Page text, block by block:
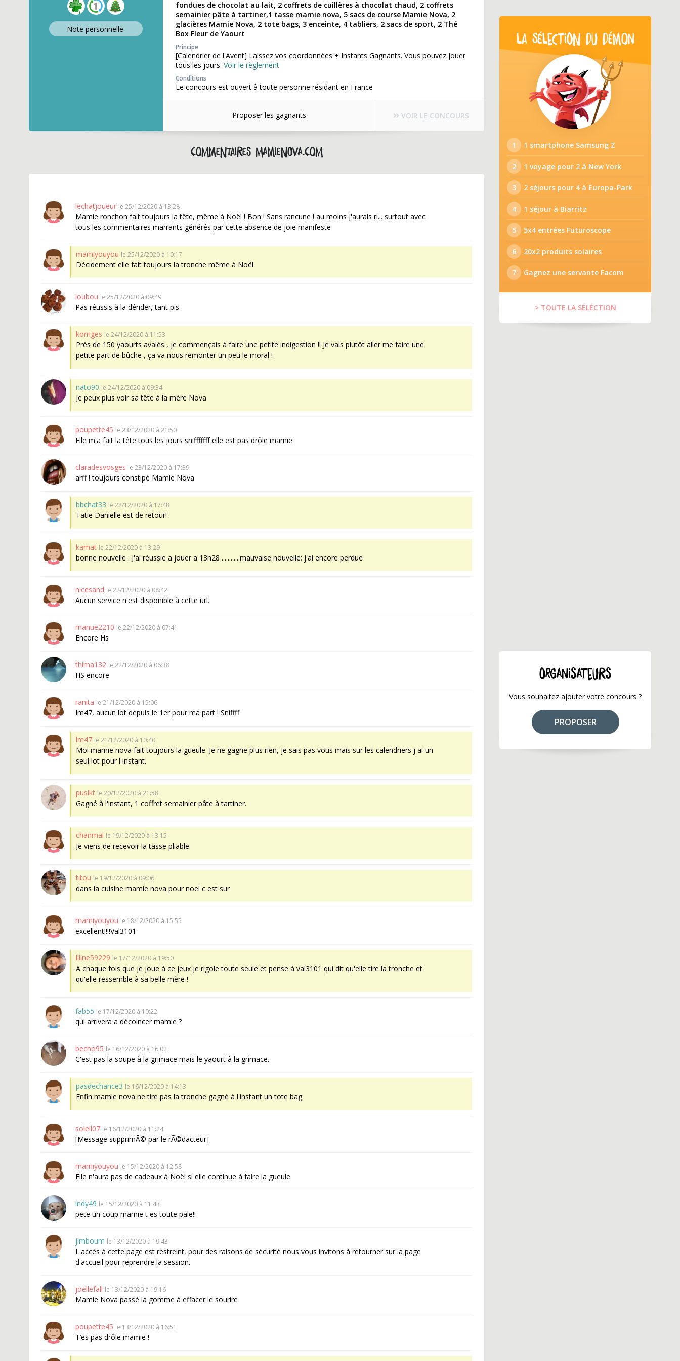
Note personnelle
fondues de chocolat au lait, 2 coffrets de cuillères à chocolat chaud, 2 coffrets
semainier pâte à tartiner,1 tasse mamie nova, 5 sacs de course Mamie Nova, 2
glacières Mamie Nova, 2 tote bags, 3 enceinte, 4 tabliers, 2 sacs de sport, 2 Thé
Box Fleur de Yaourt
Principe
[Calendrier de l'Avent] Laissez vos coordonnées + Instants Gagnants. Vous pouvez jouer
tous les jours. Voir le règlement
Conditions
Le concours est ouvert à toute personne résidant en France
Proposer les gagnants VOIR LE CONCOURS
Commentaires mamienova.com
lechatjoueur le 25/12/2020 à 13:28
Mamie ronchon fait toujours la tête, même à Noël ! Bon ! Sans rancune ! au moins j'aurais ri... surtout avec
tous les commentaires marrants générés par cette absence de joie manifeste
mamiyouyou le 25/12/2020 à 10:17
Décidement elle fait toujours la tronche même à Noël
loubou le 25/12/2020 à 09:49
Pas réussis à la dérider, tant pis
korriges le 24/12/2020 à 11:53
Près de 150 yaourts avalés , je commençais à faire une petite indigestion !! Je vais plutôt aller me faire une
petite part de bûche , ça va nous remonter un peu le moral !
nato90 le 24/12/2020 à 09:34
Je peux plus voir sa tête à la mère Nova
poupette45 le 23/12/2020 à 21:50
Elle m'a fait la tête tous les jours snifffffff elle est pas drôle mamie
claradesvosges le 23/12/2020 à 17:39
arff ! toujours constipé Mamie Nova
bbchat33 le 22/12/2020 à 17:48
Tatie Danielle est de retour!
kamat le 22/12/2020 à 13:29
bonne nouvelle : J'ai réussie a jouer a 13h28 ............mauvaise nouvelle: j'ai encore perdue
nicesand le 22/12/2020 à 08:42
Aucun service n'est disponible à cette url.
manue2210 le 22/12/2020 à 07:41
Encore Hs
thima132 le 22/12/2020 à 06:38
HS encore
ranita le 21/12/2020 à 15:06
Im47, aucun lot depuis le 1er pour ma part ! Sniffff
lm47 le 21/12/2020 à 10:40
Moi mamie nova fait toujours la gueule. Je ne gagne plus rien, je sais pas vous mais sur les calendriers j ai un
seul lot pour l instant.
pusikt le 20/12/2020 à 21:58
Gagné à l'instant, 1 coffret semainier pâte à tartiner.
chanmal le 19/12/2020 à 13:15
Je viens de recevoir la tasse pliable
titou le 19/12/2020 à 09:06
dans la cuisine mamie nova pour noel c est sur
mamiyouyou le 18/12/2020 à 15:55
excellent!!!!Val3101
liline59229 le 17/12/2020 à 19:50
A chaque fois que je joue à ce jeux je rigole toute seule et pense à val3101 qui dit qu'elle tire la tronche et
qu'elle ressemble à sa belle mère !
fab55 le 17/12/2020 à 10:22
qui arrivera a décoincer mamie ?
becho95 le 16/12/2020 à 16:02
C'est pas la soupe à la grimace mais le yaourt à la grimace.
pasdechance3 le 16/12/2020 à 14:13
Enfin mamie nova ne tire pas la tronche gagné à l'instant un tote bag
soleil07 le 16/12/2020 à 11:24
[Message supprimÃ© par le rÃ©dacteur]
mamiyouyou le 15/12/2020 à 12:58
Elle n'aura pas de cadeaux à Noël si elle continue à faire la gueule
indy49 le 15/12/2020 à 11:43
pete un coup mamie t es toute pale!!
jimboum le 13/12/2020 à 19:43
L'accès à cette page est restreint, pour des raisons de sécurité nous vous invitons à retourner sur la page
d'accueil pour reprendre la session.
joellefall le 13/12/2020 à 19:16
Mamie Nova passé la gomme à effacer le sourire
poupette45 le 13/12/2020 à 16:51
T’es pas drôle mamie !
LA SÉLECTION DU DÉMON
1 1 smartphone Samsung Z
2 1 voyage pour 2 à New York
3 2 séjours pour 4 à Europa-Park
4 1 séjour à Biarritz
5 5x4 entrées Futuroscope
6 20x2 produits solaires
7 Gagnez une servante Facom
> TOUTE LA SÉLÉCTION
ORGANISATEURS
Vous souhaitez ajouter votre concours ?
PROPOSER